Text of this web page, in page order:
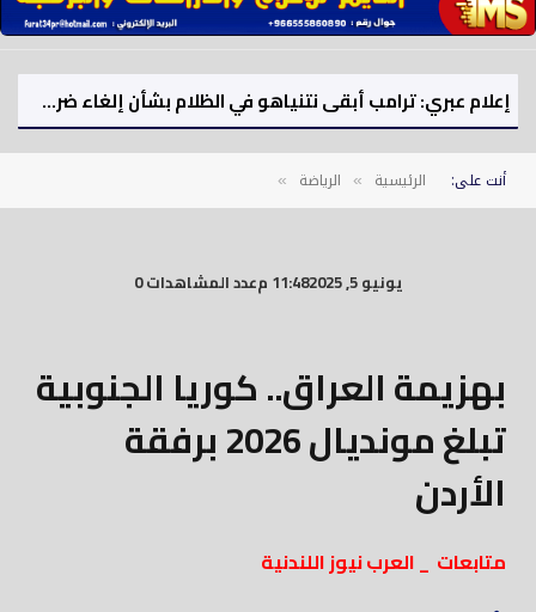
إعلام عبري: ترامب أبقى نتنياهو في الظلام بشأن إلغاء ضربة كانت تستهدف إيران
أنت على: الرئيسية » الرياضة »
يونيو 5, 2025 11:48 م عدد المشاهدات 0
بهزيمة العراق.. كوريا الجنوبية
تبلغ مونديال 2026 برفقة
الأردن
متابعات _ العرب نيوز اللندنية